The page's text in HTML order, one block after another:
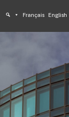
Français English